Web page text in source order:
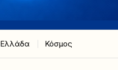
Ελλάδα Κόσμος